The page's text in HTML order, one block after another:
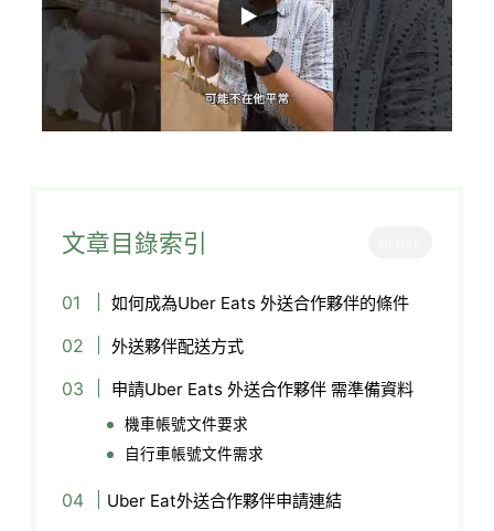
文章目錄索引
如何成為Uber Eats 外送合作夥伴的條件
外送夥伴配送方式
申請Uber Eats 外送合作夥伴 需準備資料
機車帳號文件要求
自行車帳號文件需求
Uber Eat外送合作夥伴申請連結